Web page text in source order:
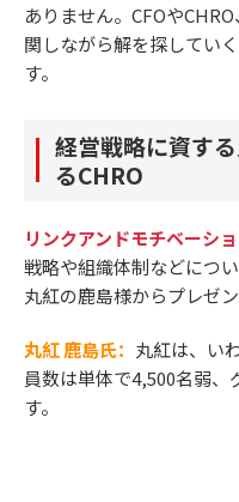
ありません。CFOや
関しながら解を探してい
す。
経営戦略に資す
るCHRO
リンクアンドモチベーショ
戦略や組織体制などにつ
丸紅の鹿島様からプレゼ
丸紅 鹿島氏： 丸紅は、い
員数は単体で4,500名弱、
す。